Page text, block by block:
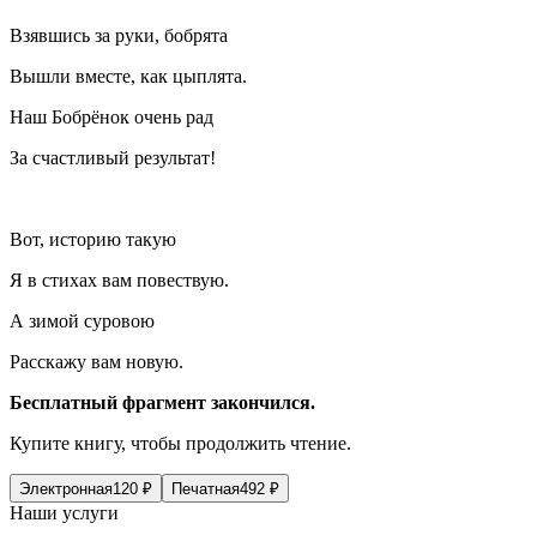
Взявшись за руки, бобрята
Вышли вместе, как цыплята.
Наш Бобрёнок очень рад
За счастливый результат!
Вот, историю такую
Я в стихах вам повествую.
А зимой суровою
Расскажу вам новую.
Бесплатный фрагмент закончился.
Купите книгу, чтобы продолжить чтение.
Электронная120 ₽ Печатная492 ₽
Наши услуги